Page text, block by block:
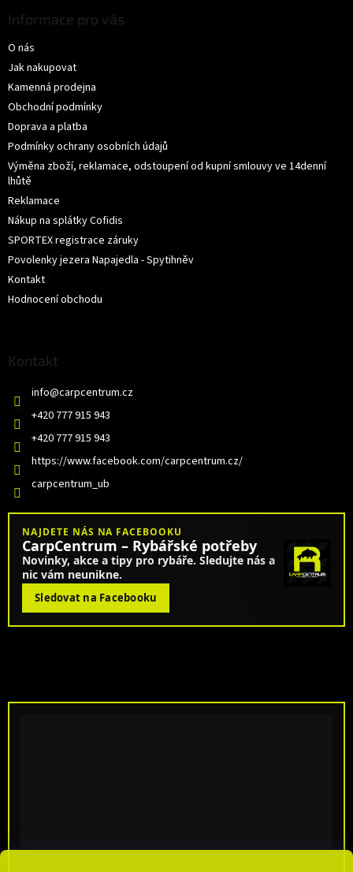
Informace pro vás
O nás
Jak nakupovat
Kamenná prodejna
Obchodní podmínky
Doprava a platba
Podmínky ochrany osobních údajů
Výměna zboží, reklamace, odstoupení od kupní smlouvy ve 14denní
lhůtě
Reklamace
Nákup na splátky Cofidis
SPORTEX registrace záruky
Povolenky jezera Napajedla - Spytihněv
Kontakt
Hodnocení obchodu
Kontakt
info@carpcentrum.cz
+420 777 915 943
+420 777 915 943
https://www.facebook.com/carpcentrum.cz/
carpcentrum_ub
NAJDETE NÁS NA FACEBOOKU
CarpCentrum – Rybářské potřeby
Novinky, akce a tipy pro rybáře. Sledujte nás a
nic vám neunikne.
Sledovat na Facebooku